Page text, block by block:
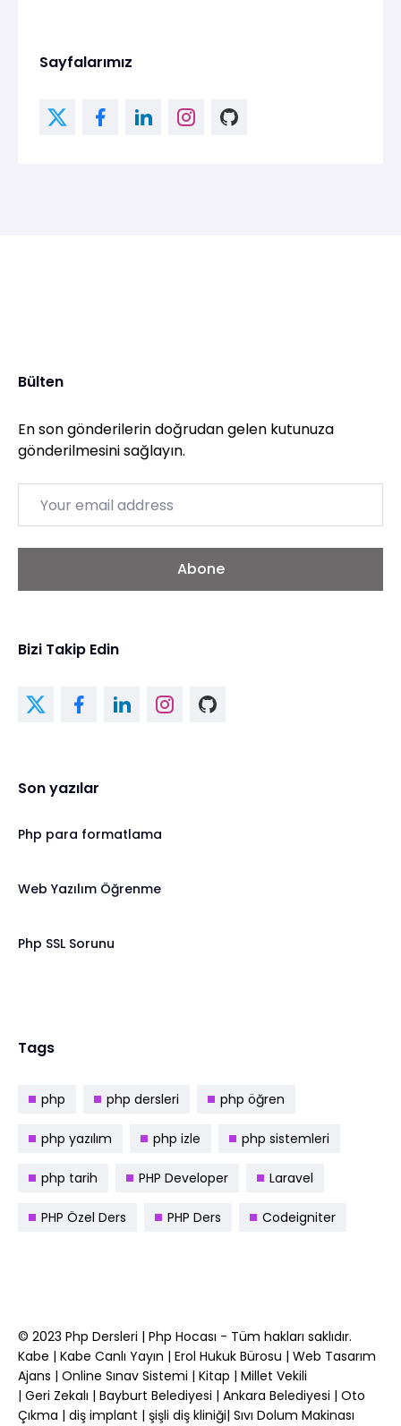
Sayfalarımız
Bülten
En son gönderilerin doğrudan gelen kutunuza
gönderilmesini sağlayın.
Abone
Bizi Takip Edin
Son yazılar
Php para formatlama
Web Yazılım Öğrenme
Php SSL Sorunu
Tags
php php dersleri php öğren
php yazılım php izle php sistemleri
php tarih PHP Developer Laravel
PHP Özel Ders PHP Ders Codeigniter
© 2023 Php Dersleri | Php Hocası - Tüm hakları saklıdır.
Kabe | Kabe Canlı Yayın | Erol Hukuk Bürosu | Web Tasarım
Ajans | Online Sınav Sistemi | Kitap | Millet Vekili
| Geri Zekalı | Bayburt Belediyesi | Ankara Belediyesi | Oto
Çıkma | diş implant | şişli diş kliniği| Sıvı Dolum Makinası